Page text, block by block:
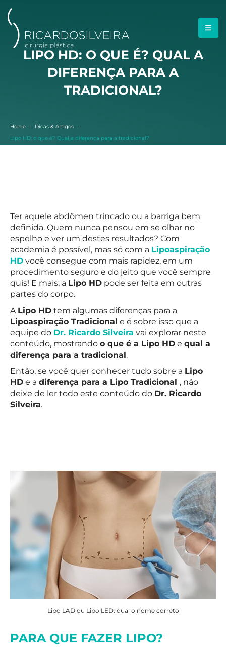
LIPO HD: O QUE É? QUAL A
DIFERENÇA PARA A
TRADICIONAL?
Home
Dicas & Artigos
Lipo HD: o que é? Qual a diferença para a tradicional?
Ter aquele abdômen trincado ou a barriga bem
definida. Quem nunca pensou em se olhar no
espelho e ver um destes resultados? Com
academia é possível, mas só com a Lipoaspiração
HD você consegue com mais rapidez, em um
procedimento seguro e do jeito que você sempre
quis! E mais: a Lipo HD pode ser feita em outras
partes do corpo.
A Lipo HD tem algumas diferenças para a
Lipoaspiração Tradicional e é sobre isso que a
equipe do Dr. Ricardo Silveira vai explorar neste
conteúdo, mostrando o que é a Lipo HD e qual a
diferença para a tradicional.
Então, se você quer conhecer tudo sobre a Lipo
HD e a diferença para a Lipo Tradicional , não
deixe de ler todo este conteúdo do Dr. Ricardo
Silveira.
Lipo LAD ou Lipo LED: qual o nome correto
PARA QUE FAZER LIPO?